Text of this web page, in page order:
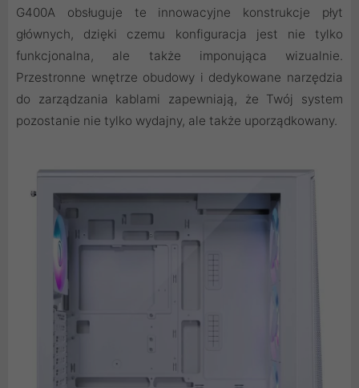
G400A obsługuje te innowacyjne konstrukcje płyt
głównych, dzięki czemu konfiguracja jest nie tylko
funkcjonalna, ale także imponująca wizualnie.
Przestronne wnętrze obudowy i dedykowane narzędzia
do zarządzania kablami zapewniają, że Twój system
pozostanie nie tylko wydajny, ale także uporządkowany.